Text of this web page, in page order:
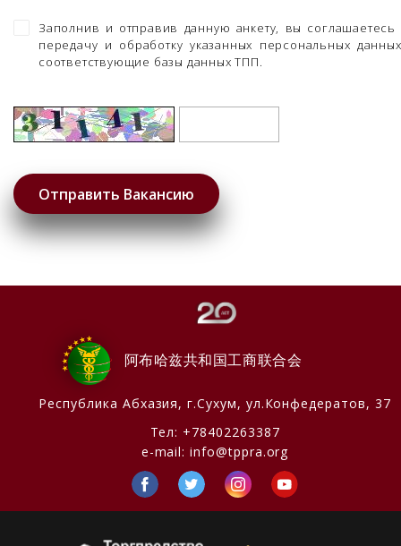
Заполнив и отправив данную анкету, вы соглашаетесь
передачу и обработку указанных персональных
соответствующие базы данных ТПП.
阿布哈兹共和国工商联合会
Республика Абхазия, г.Сухум, ул.Конфедератов, 37
Тел: +78402263387
e-mail:info@tppra.org